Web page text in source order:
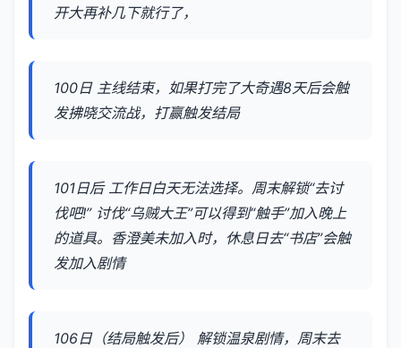
开大再补几下就行了，
100日 主线结束，如果打完了大奇遇8天后会触
发拂晓交流战，打赢触发结局
101日后 工作日白天无法选择。周末解锁“去讨
伐吧!” 讨伐“乌贼大王”可以得到“触手”加入晚上
的道具。香澄美未加入时，休息日去“书店”会触
发加入剧情
106日（结局触发后） 解锁温泉剧情，周末去